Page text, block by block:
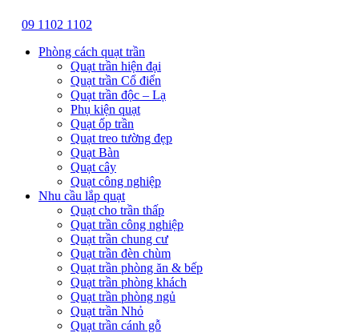
09 1102 1102
Phòng cách quạt trần
Quạt trần hiện đại
Quạt trần Cổ điển
Quạt trần độc – Lạ
Phụ kiện quạt
Quạt ốp trần
Quạt treo tường đẹp
Quạt Bàn
Quạt cây
Quạt công nghiệp
Nhu cầu lắp quạt
Quạt cho trần thấp
Quạt trần công nghiệp
Quạt trần chung cư
Quạt trần đèn chùm
Quạt trần phòng ăn & bếp
Quạt trần phòng khách
Quạt trần phòng ngủ
Quạt trần Nhỏ
Quạt trần cánh gỗ